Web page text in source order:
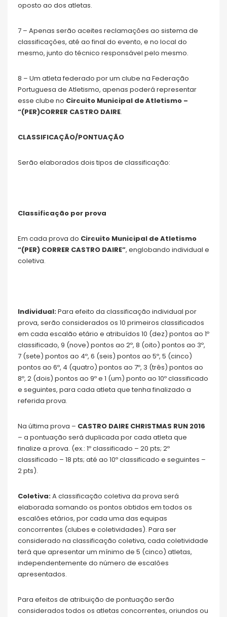
oposto ao dos atletas.
7 – Apenas serão aceites reclamações ao sistema de
classificações, até ao final do evento, e no local do
mesmo, junto do técnico responsável pelo mesmo.
8 – Um atleta federado por um clube na Federação
Portuguesa de Atletismo, apenas poderá representar
esse clube no Circuito Municipal de Atletismo –
“(PER)CORRER CASTRO DAIRE.
CLASSIFICAÇÃO/PONTUAÇÃO
Serão elaborados dois tipos de classificação:
Classificação por prova
Em cada prova do Circuito Municipal de Atletismo
“(PER) CORRER CASTRO DAIRE”, englobando individual e
coletiva.
Individual:Para efeito da classificação individual por
prova, serão considerados os 10 primeiros classificados
em cada escalão etário e atribuídos 10 (dez) pontos ao 1º
classificado, 9 (nove) pontos ao 2º, 8 (oito) pontos ao 3º,
7 (sete) pontos ao 4º, 6 (seis) pontos ao 5º, 5 (cinco)
pontos ao 6º, 4 (quatro) pontos ao 7º, 3 (três) pontos ao
8º, 2 (dois) pontos ao 9º e 1 (um) ponto ao 10º classificado
e seguintes, para cada atleta que tenha finalizado a
referida prova.
Na última prova – CASTRO DAIRE CHRISTMAS RUN 2016
– a pontuação será duplicada por cada atleta que
finalize a prova. (ex.: 1º classificado – 20 pts; 2º
classificado – 18 pts; até ao 10º classificado e seguintes –
2 pts).
Coletiva:A classificação coletiva da prova será
elaborada somando os pontos obtidos em todos os
escalões etários, por cada uma das equipas
concorrentes (clubes e coletividades). Para ser
considerado na classificação coletiva, cada coletividade
terá que apresentar um mínimo de 5 (cinco) atletas,
independentemente do número de escalões
apresentados.
Para efeitos de atribuição de pontuação serão
considerados todos os atletas concorrentes, oriundos ou